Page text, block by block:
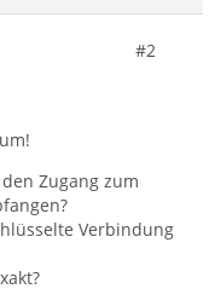
#2
Zugang zum
Verbindung